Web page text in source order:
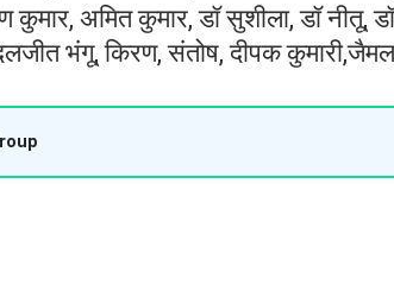
कुमार, अमित कुमार, डॉ सुशीला, डॉ नीतू,
भंगू, किरण, संतोष, दीपक